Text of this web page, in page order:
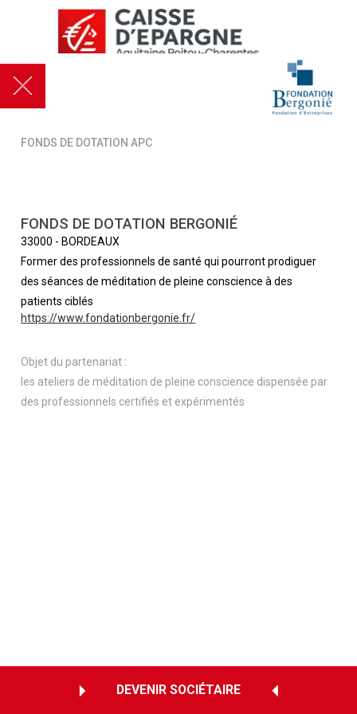
FONDS DE DOTATION APC
FONDS DE DOTATION BERGONIÉ
33000 - BORDEAUX
Former des professionnels de santé qui pourront prodiguer
des séances de méditation de pleine conscience à des
patients ciblés
https://www.fondationbergonie.fr/
Objet du partenariat :
les ateliers de méditation de pleine conscience dispensée par
des professionnels certifiés et expérimentés
DEVENIR SOCIÉTAIRE